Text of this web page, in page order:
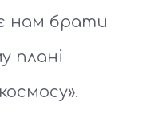
нам брати
плані